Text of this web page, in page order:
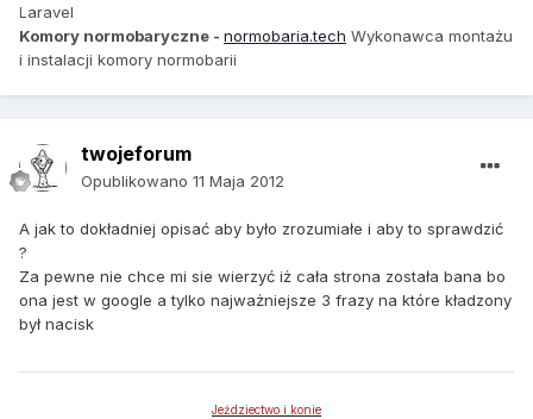
Laravel
Komory normobaryczne - normobaria.tech Wykonawca montażu
i instalacji komory normobarii
twojeforum
Opublikowano 11 Maja 2012
A jak to dokładniej opisać aby było zrozumiałe i aby to sprawdzić
?
Za pewne nie chce mi sie wierzyć iż cała strona została bana bo
ona jest w google a tylko najważniejsze 3 frazy na które kładzony
był nacisk
Jeździectwo i konie